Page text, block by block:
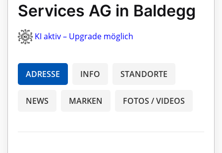
Services AG in Baldegg
KI aktiv – Upgrade möglich
ADRESSE INFO STANDORTE
NEWS MARKEN FOTOS / VIDEOS